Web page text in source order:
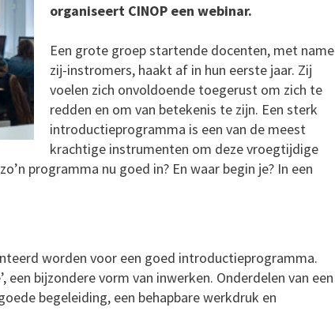
organiseert CINOP een webinar.
Een grote groep startende docenten, met name
zij-instromers, haakt af in hun eerste jaar. Zij
voelen zich onvoldoende toegerust om zich te
redden en om van betekenis te zijn. Een sterk
introductieprogramma is een van de meest
krachtige instrumenten om deze vroegtijdige
programma nu goed in? En waar begin je? In een
worden voor een goed introductieprogramma.
een bijzondere vorm van inwerken. Onderdelen van een
begeleiding, een behapbare werkdruk en